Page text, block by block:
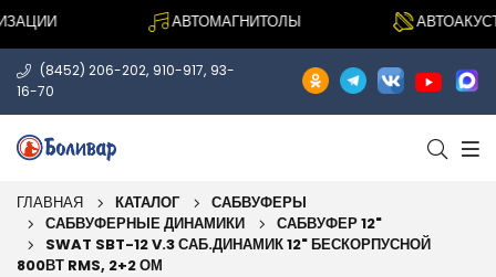
АВТОМАГНИТОЛЫ
(8452) 206-202, 910-917, 93-
16-70
ГЛАВНАЯ КАТАЛОГ
САБВУФЕРЫ
САБВУФЕРНЫЕ ДИНАМИКИ
САБВУФЕР 12"
SWAT SBT-12 V.3 САБ.ДИНАМИК 12" БЕСКОРПУСНОЙ
800ВТ RMS, 2+2 ОМ